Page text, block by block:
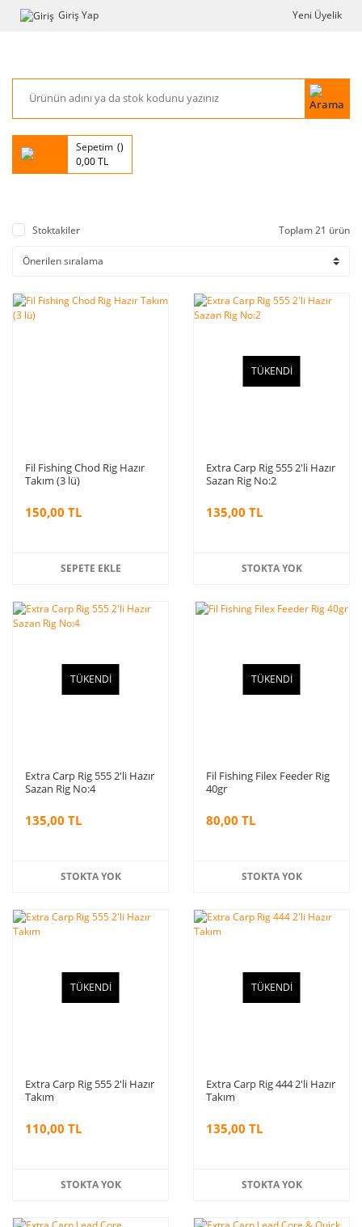
Giriş Yap Yeni Üyelik
Sepetim
0,00 TL
Stoktakiler Toplam 21 ürün
Fil Fishing Chod Rig Hazır
Takım (3 lü)
150,00 TL
SEPETE EKLE
TÜKENDİ
Extra Carp Rig 555 2'li Hazır
Sazan Rig No:2
135,00 TL
STOKTA YOK
TÜKENDİ
Extra Carp Rig 555 2'li Hazır
Sazan Rig No:4
135,00 TL
STOKTA YOK
TÜKENDİ
Fil Fishing Filex Feeder Rig
40gr
80,00 TL
STOKTA YOK
TÜKENDİ
Extra Carp Rig 555 2'li Hazır
Takım
110,00 TL
STOKTA YOK
TÜKENDİ
Extra Carp Rig 444 2'li Hazır
Takım
135,00 TL
STOKTA YOK